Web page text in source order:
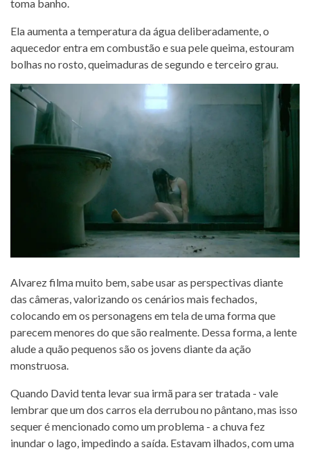
toma banho.
Ela aumenta a temperatura da água deliberadamente, o
aquecedor entra em combustão e sua pele queima, estouram
bolhas no rosto, queimaduras de segundo e terceiro grau.
Alvarez filma muito bem, sabe usar as perspectivas diante
das câmeras, valorizando os cenários mais fechados,
colocando em os personagens em tela de uma forma que
parecem menores do que são realmente. Dessa forma, a lente
alude a quão pequenos são os jovens diante da ação
monstruosa.
Quando David tenta levar sua irmã para ser tratada - vale
lembrar que um dos carros ela derrubou no pântano, mas isso
sequer é mencionado como um problema - a chuva fez
inundar o lago, impedindo a saída. Estavam ilhados, com uma